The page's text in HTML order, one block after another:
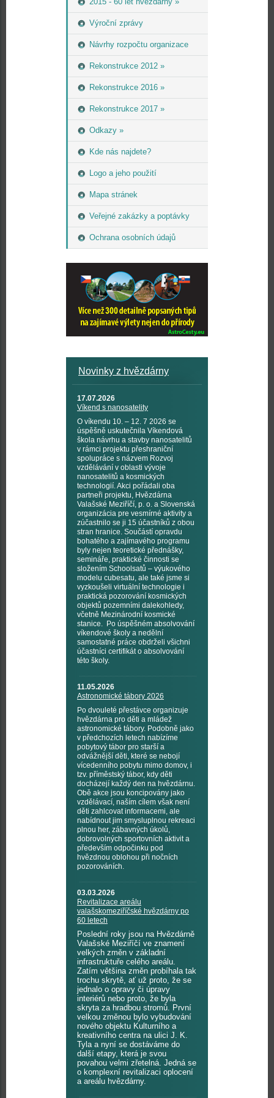
Výroční zprávy
Návrhy rozpočtu organizace
Rekonstrukce 2012 »
Rekonstrukce 2016 »
Rekonstrukce 2017 »
Odkazy »
Kde nás najdete?
Logo a jeho použití
Mapa stránek
Veřejné zakázky a poptávky
Ochrana osobních údajů
Novinky z hvězdárny
17.07.2026
Víkend s nanosatelity
O víkendu 10. – 12. 7 2026 se
úspěšně uskutečnila Víkendová
škola návrhu a stavby nanosatelitů
v rámci projektu přeshraniční
spolupráce s názvem Rozvoj
vzdělávání v oblasti vývoje
nanosatelitů a kosmických
technologií. Akci pořádali oba
partneři projektu, Hvězdárna
Valašské Meziříčí, p. o. a Slovenská
organizácia pre vesmírné aktivity a
zúčastnilo se ji 15 účastníků z obou
stran hranice. Součástí opravdu
bohatého a zajímavého programu
byly nejen teoretické přednášky,
semináře, praktické činnosti se
složením Schoolsatů – výukového
modelu cubesatu, ale také jsme si
vyzkoušeli virtuální technologie i
praktická pozorování kosmických
objektů pozemními dalekohledy,
včetně Mezinárodní kosmické
stanice. Po úspěšném absolvování
víkendové školy a nedělní
samostatné práce obdrželi všichni
účastníci certifikát o absolvování
této školy.
11.05.2026
Astronomické tábory 2026
Po dvouleté přestávce organizuje
hvězdárna pro děti a mládež
astronomické tábory. Podobně jako
v předchozích letech nabízíme
pobytový tábor pro starší a
odvážnější děti, které se nebojí
vícedenního pobytu mimo domov, i
tzv. příměstský tábor, kdy děti
docházejí každý den na hvězdárnu.
Obě akce jsou koncipovány jako
vzdělávací, naším cílem však není
děti zahlcovat informacemi, ale
nabídnout jim smysluplnou rekreaci
plnou her, zábavných úkolů,
dobrovolných sportovních aktivit a
především odpočinku pod
hvězdnou oblohou při nočních
pozorováních.
03.03.2026
Revitalizace areálu
valašskomeziříčské hvězdárny po
60 letech
Poslední roky jsou na Hvězdárně
Valašské Meziříčí ve znamení
velkých změn v základní
infrastruktuře celého areálu.
Zatím většina změn probíhala tak
trochu skrytě, ať už proto, že se
jednalo o opravy či úpravy
interiérů nebo proto, že byla
skryta za hradbou stromů. První
velkou změnou bylo vybudování
nového objektu Kulturního a
kreativního centra na ulici J. K.
Tyla a nyní se dostáváme do
další etapy, která je svou
povahou velmi zřetelná. Jedná se
o komplexní revitalizaci oplocení
a areálu hvězdárny.